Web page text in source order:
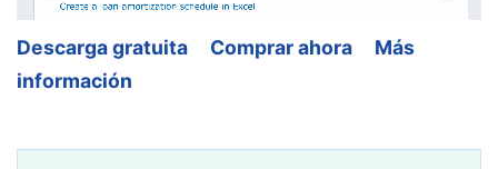
Descarga gratuita Comprar ahora
Más
información